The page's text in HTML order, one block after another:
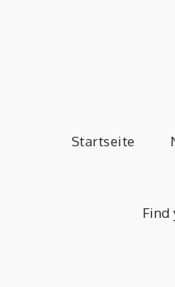
Startseite
Find